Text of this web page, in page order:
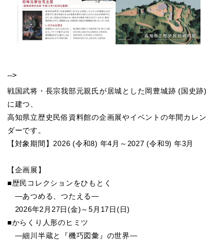
-->
戦国武将・長宗我部元親氏が居城とした岡豊城跡 (国史跡)
に建つ、
高知県立歴史民俗資料館の企画展やイベントの年間カレン
ダーです。
【対象期間】2026 (令和8) 年4月～2027 (令和9) 年3月
【企画展】
■歴民コレクションをひもとく
―あつめる、つたえる―
2026年2月27日(金)～5月17日(日)
■からくり人形のヒミツ
―細川半蔵と『機巧図彙』の世界―